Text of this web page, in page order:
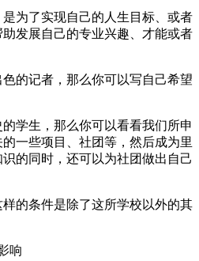
为了实现自己的人生目标、或者
发展自己的专业兴趣、才能或者
的记者，那么你可以写自己希望
学生，那么你可以看看我们所申
一些项目、社团等，然后成为里
的同时，还可以为社团做出自己
的条件是除了这所学校以外的其
响